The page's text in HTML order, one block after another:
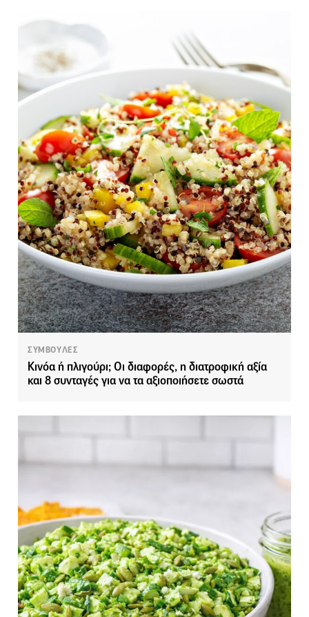
ΣΥΜΒΟΥΛΕΣ
Κινόα ή πλιγούρι; Οι διαφορές, η διατροφική αξία
και 8 συνταγές για να τα αξιοποιήσετε σωστά